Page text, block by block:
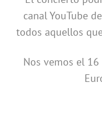
canal YouTube
todos aquellos
Nos vemos el